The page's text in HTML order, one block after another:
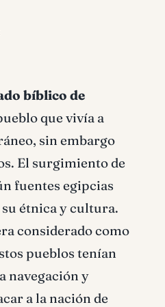
bíblico de
que vivía a
sin embargo
El surgimiento de
fuentes egipcias
étnica y cultura.
considerado como
pueblos tenían
navegación y
a la nación de